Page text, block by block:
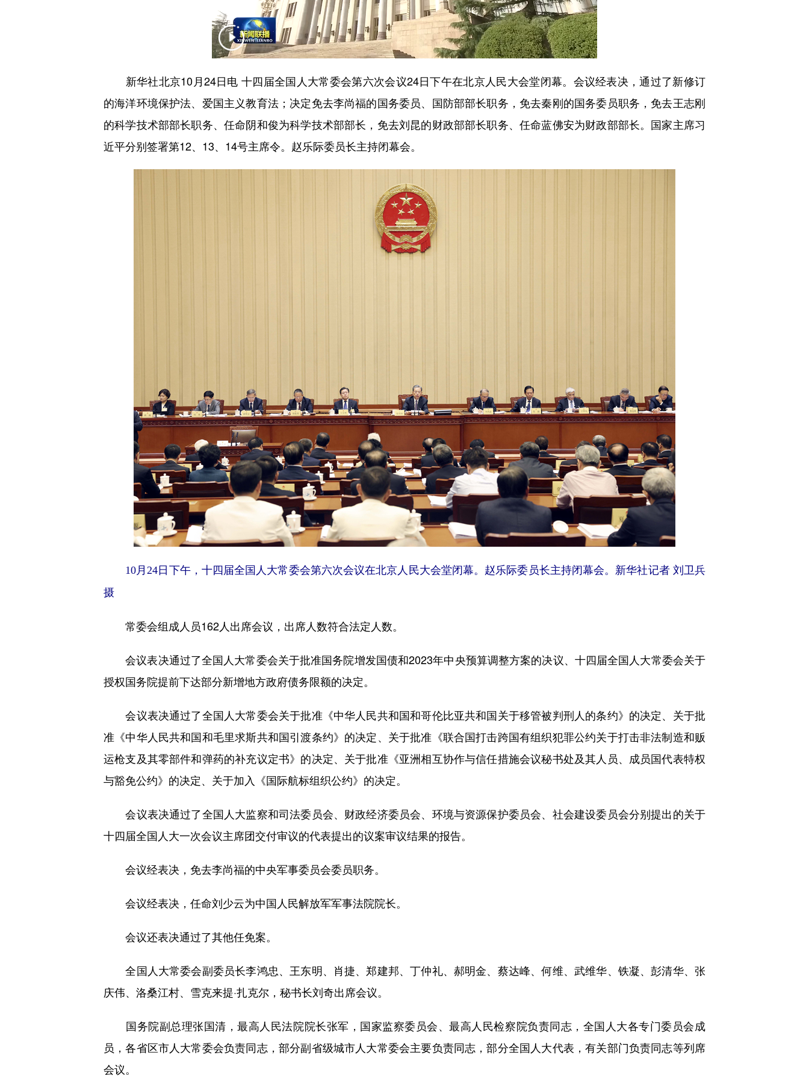
新华社北京10月24日电 十四届全国人大常委会第六次会议24日下午在北京人民大会堂闭幕。会议经表决，通过了新修订
的海洋环境保护法、爱国主义教育法；决定免去李尚福的国务委员、国防部部长职务，免去秦刚的国务委员职务，免去王志刚
的科学技术部部长职务、任命阴和俊为科学技术部部长，免去刘昆的财政部部长职务、任命蓝佛安为财政部部长。国家主席习
近平分别签署第12、13、14号主席令。赵乐际委员长主持闭幕会。
10月24日下午，十四届全国人大常委会第六次会议在北京人民大会堂闭幕。赵乐际委员长主持闭幕会。新华社记者 刘卫兵
摄
常委会组成人员162人出席会议，出席人数符合法定人数。
会议表决通过了全国人大常委会关于批准国务院增发国债和2023年中央预算调整方案的决议、十四届全国人大常委会关于
授权国务院提前下达部分新增地方政府债务限额的决定。
会议表决通过了全国人大常委会关于批准《中华人民共和国和哥伦比亚共和国关于移管被判刑人的条约》的决定、关于批
准《中华人民共和国和毛里求斯共和国引渡条约》的决定、关于批准《联合国打击跨国有组织犯罪公约关于打击非法制造和贩
运枪支及其零部件和弹药的补充议定书》的决定、关于批准《亚洲相互协作与信任措施会议秘书处及其人员、成员国代表特权
与豁免公约》的决定、关于加入《国际航标组织公约》的决定。
会议表决通过了全国人大监察和司法委员会、财政经济委员会、环境与资源保护委员会、社会建设委员会分别提出的关于
十四届全国人大一次会议主席团交付审议的代表提出的议案审议结果的报告。
会议经表决，免去李尚福的中央军事委员会委员职务。
会议经表决，任命刘少云为中国人民解放军军事法院院长。
会议还表决通过了其他任免案。
全国人大常委会副委员长李鸿忠、王东明、肖捷、郑建邦、丁仲礼、郝明金、蔡达峰、何维、武维华、铁凝、彭清华、张
庆伟、洛桑江村、雪克来提·扎克尔，秘书长刘奇出席会议。
国务院副总理张国清，最高人民法院院长张军，国家监察委员会、最高人民检察院负责同志，全国人大各专门委员会成
员，各省区市人大常委会负责同志，部分副省级城市人大常委会主要负责同志，部分全国人大代表，有关部门负责同志等列席
会议。